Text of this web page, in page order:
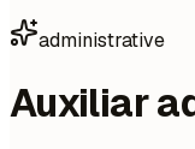
administrative
Auxiliar